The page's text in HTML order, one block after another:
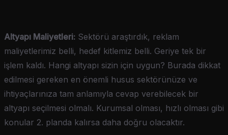
Altyapı Maliyetleri: Sektörü araştırdık, reklam
maliyetlerimiz belli, hedef kitlemiz belli. Geriye tek bir
işlem kaldı. Hangi altyapı sizin için uygun? Burada dikkat
edilmesi gereken en önemli husus sektörünüze ve
ihtiyaçlarınıza tam anlamıyla cevap verebilecek bir
altyapı seçilmesi olmalı. Kurumsal olması, hızlı olması gibi
konular 2. planda kalırsa daha doğru olacaktır.